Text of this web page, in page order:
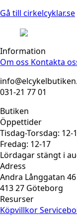
Gå till cirkelcyklar.se
Information
Om oss Kontakta
031-21 77 01
Butiken
Öppettider
Tisdag-Torsdag: 12-
Fredag: 12-17
Lördagar stängt i
Adress
Andra Långgatan 46
413 27 Göteborg
Resurser
Köpvillkor